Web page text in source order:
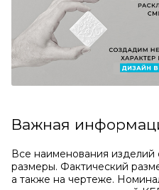
Важная
Все наименования
размеры. Фактический
а также на чертеже.